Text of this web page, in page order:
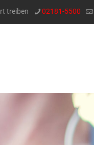
treiben 02181-5500